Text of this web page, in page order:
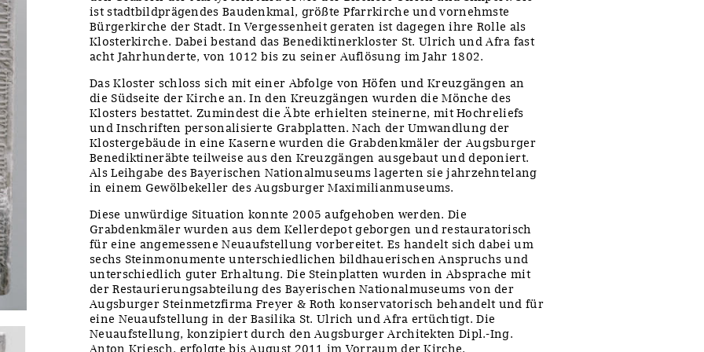
ist stadtbildprägendes Baudenkmal, größte Pfarrkirche und vornehmste
Bürgerkirche der Stadt. In Vergessenheit geraten ist dagegen ihre Rolle als
Klosterkirche. Dabei bestand das Benediktinerkloster St. Ulrich und Afra fast
acht Jahrhunderte, von 1012 bis zu seiner Auflösung im Jahr 1802.
Das Kloster schloss sich mit einer Abfolge von Höfen und Kreuzgängen an
die Südseite der Kirche an. In den Kreuzgängen wurden die Mönche des
Klosters bestattet. Zumindest die Äbte erhielten steinerne, mit Hochreliefs
und Inschriften personalisierte Grabplatten. Nach der Umwandlung der
Klostergebäude in eine Kaserne wurden die Grabdenkmäler der Augsburger
Benediktineräbte teilweise aus den Kreuzgängen ausgebaut und deponiert.
Als Leihgabe des Bayerischen Nationalmuseums lagerten sie jahrzehntelang
in einem Gewölbekeller des Augsburger Maximilianmuseums.
Diese unwürdige Situation konnte 2005 aufgehoben werden. Die
Grabdenkmäler wurden aus dem Kellerdepot geborgen und restauratorisch
für eine angemessene Neuaufstellung vorbereitet. Es handelt sich dabei um
sechs Steinmonumente unterschiedlichen bildhauerischen Anspruchs und
unterschiedlich guter Erhaltung. Die Steinplatten wurden in Absprache mit
der Restaurierungsabteilung des Bayerischen Nationalmuseums von der
Augsburger Steinmetzfirma Freyer & Roth konservatorisch behandelt und für
eine Neuaufstellung in der Basilika St. Ulrich und Afra ertüchtigt. Die
Neuaufstellung, konzipiert durch den Augsburger Architekten Dipl.-Ing.
Anton Kriesch, erfolgte bis August 2011 im Vorraum der Kirche.